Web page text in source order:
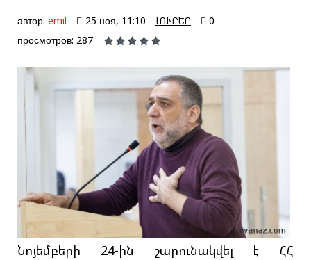
автор: emil 25 ноя, 11:10 ԼՈՒՐԵՐ
0
просмотров: 287
Նոյեմբերի 24-ին շարունակվել է ՀՀ